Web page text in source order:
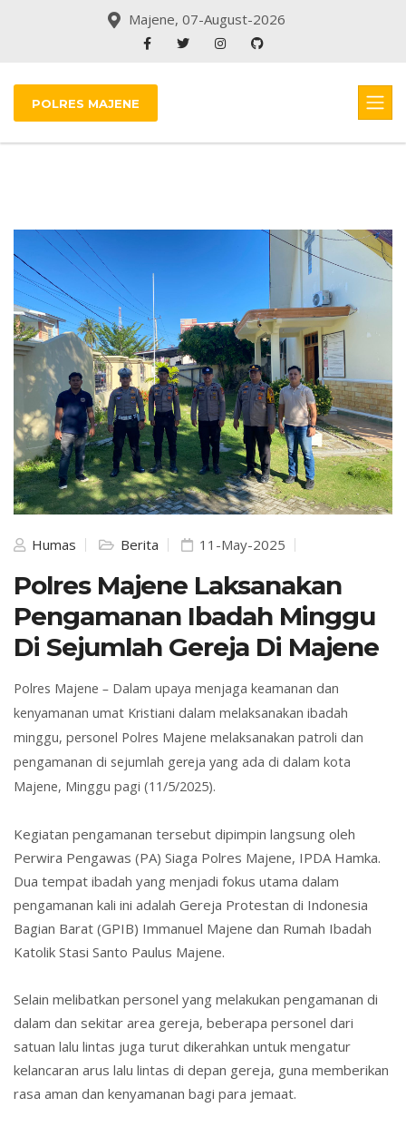
Majene, 07-August-2026
POLRES MAJENE
Humas Berita 11-May-2025
Polres Majene Laksanakan
Pengamanan Ibadah Minggu
Di Sejumlah Gereja Di Majene
Polres Majene – Dalam upaya menjaga keamanan dan
kenyamanan umat Kristiani dalam melaksanakan ibadah
minggu, personel Polres Majene melaksanakan patroli dan
pengamanan di sejumlah gereja yang ada di dalam kota
Majene, Minggu pagi (11/5/2025).
Kegiatan pengamanan tersebut dipimpin langsung oleh
Perwira Pengawas (PA) Siaga Polres Majene, IPDA Hamka.
Dua tempat ibadah yang menjadi fokus utama dalam
pengamanan kali ini adalah Gereja Protestan di Indonesia
Bagian Barat (GPIB) Immanuel Majene dan Rumah Ibadah
Katolik Stasi Santo Paulus Majene.
Selain melibatkan personel yang melakukan pengamanan di
dalam dan sekitar area gereja, beberapa personel dari
satuan lalu lintas juga turut dikerahkan untuk mengatur
kelancaran arus lalu lintas di depan gereja, guna memberikan
rasa aman dan kenyamanan bagi para jemaat.